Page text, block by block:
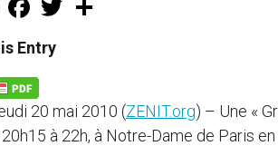
e
s
e
g
e
r
a
e
b
k
w
Entry
20 mai 2010 (ZENIT.org) – Une «
à 22h, à Notre-Dame de Paris